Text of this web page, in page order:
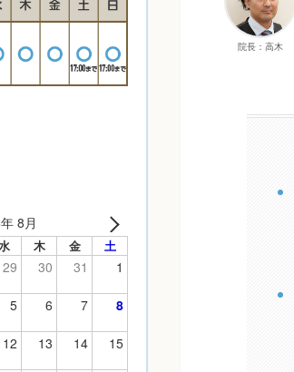
院長：高木
8月
木 金 土
29 30 31 1
5 6 7 8
12 13 14 15